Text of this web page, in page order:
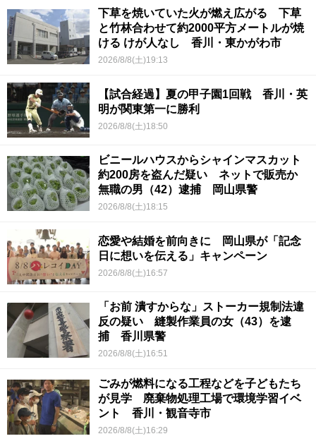
下草を焼いていた火が燃え広がる 下草
と竹林合わせて約2000平方メートルが焼
ける けが人なし 香川・東かがわ市
2026/8/8(土)19:13
【試合経過】夏の甲子園1回戦 香川・英
明が関東第一に勝利
2026/8/8(土)18:50
ビニールハウスからシャインマスカット
約200房を盗んだ疑い ネットで販売か
無職の男（42）逮捕 岡山県警
2026/8/8(土)18:15
恋愛や結婚を前向きに 岡山県が「記念
日に想いを伝える」キャンペーン
2026/8/8(土)16:57
「お前 潰すからな」ストーカー規制法違
反の疑い 縫製作業員の女（43）を逮
捕 香川県警
2026/8/8(土)16:51
ごみが燃料になる工程などを子どもたち
が見学 廃棄物処理工場で環境学習イベ
ント 香川・観音寺市
2026/8/8(土)16:29